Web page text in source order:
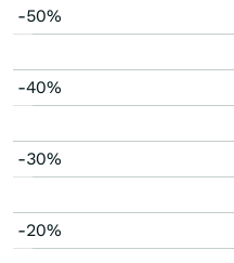
-50%
-40%
-30%
-20%